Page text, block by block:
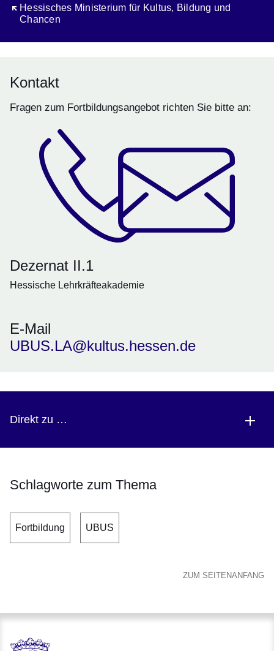
Hessisches Ministerium für Kultus, Bildung und
Chancen
Öffnet sich in einem neuen Fenster
Kontakt
Fragen zum Fortbildungsangebot richten Sie bitte an:
Dezernat II.1
Hessische Lehrkräfteakademie
E-Mail
UBUS.LA@kultus.hessen.de
Direkt zu …
Schlagworte zum Thema
Fortbildung UBUS
ZUM SEITENANFANG